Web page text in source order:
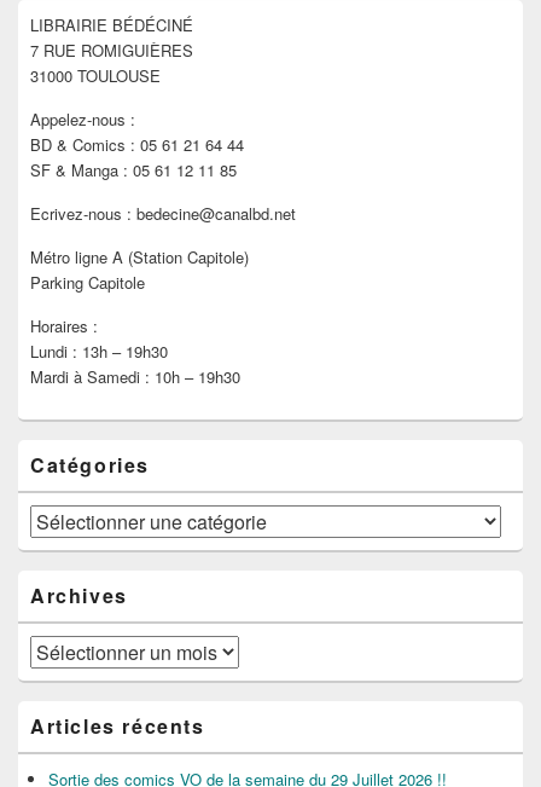
barre
latérale
LIBRAIRIE BÉDÉCINÉ
7 RUE ROMIGUIÈRES
31000 TOULOUSE
Appelez-nous :
BD & Comics : 05 61 21 64 44
SF & Manga : 05 61 12 11 85
Ecrivez-nous : bedecine@canalbd.net
Métro ligne A (Station Capitole)
Parking Capitole
Horaires :
Lundi : 13h – 19h30
Mardi à Samedi : 10h – 19h30
Catégories
Catégories
Archives
Archives
Articles récents
Sortie des comics VO de la semaine du 29 Juillet 2026 !!